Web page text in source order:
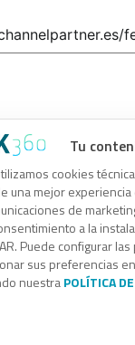
Tu
cookies
una mejor
de
a la
Puede configurar
sus preferencias
nuestraPOLÍTICA
RSS en el